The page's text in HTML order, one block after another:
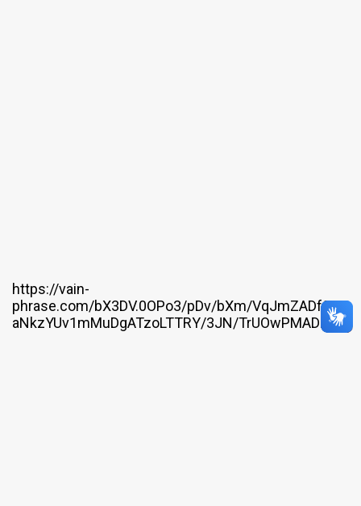
https://vain-
phrase.com/bX3DV.0OPo3/pDv/bXm/VqJmZADf0_2
aNkzYUv1mMuDgATzoLTTRY/3JN/TrUOwPMADnQS